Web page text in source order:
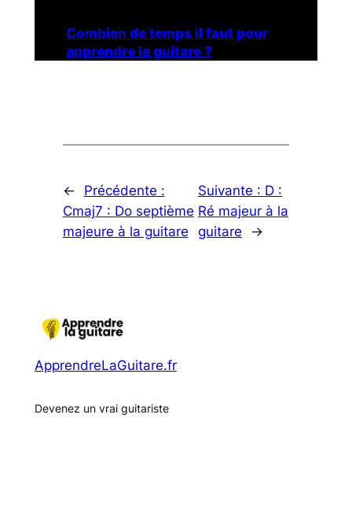
Combien de temps il faut pour
apprendre la guitare ?
←
Précédente :
Cmaj7 : Do septième
majeure à la guitare
Suivante : D :
Ré majeur à la
guitare
→
ApprendreLaGuitare.fr
Devenez un vrai guitariste